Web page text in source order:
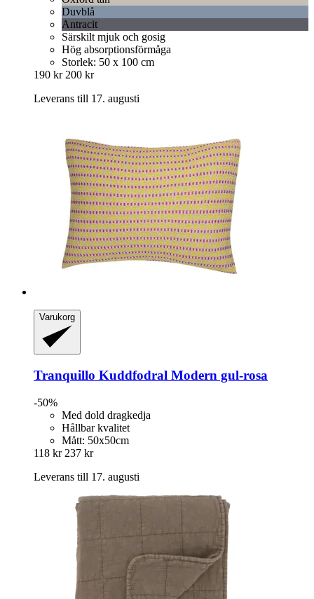
Duvblå
Antracit
Särskilt mjuk och gosig
Hög absorptionsförmåga
Storlek: 50 x 100 cm
190 kr 200 kr
Leverans till 17. augusti
Varukorg
Tranquillo Kuddfodral Modern gul-​rosa
-50%
Med dold dragkedja
Hållbar kvalitet
Mått: 50x50cm
118 kr 237 kr
Leverans till 17. augusti